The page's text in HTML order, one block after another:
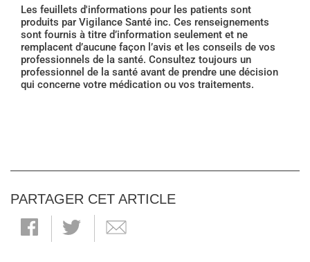
Les feuillets d'informations pour les patients sont
produits par Vigilance Santé inc. Ces renseignements
sont fournis à titre d’information seulement et ne
remplacent d’aucune façon l’avis et les conseils de vos
professionnels de la santé. Consultez toujours un
professionnel de la santé avant de prendre une décision
qui concerne votre médication ou vos traitements.
PARTAGER CET ARTICLE